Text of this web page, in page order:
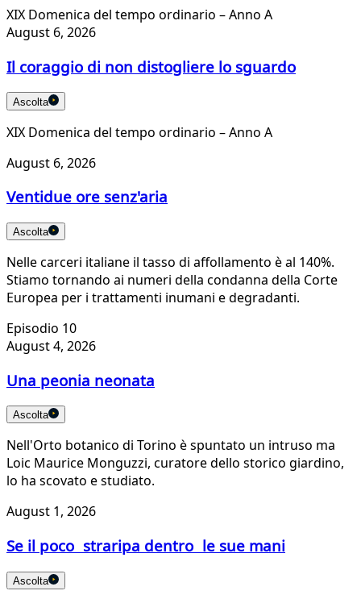
XIX Domenica del tempo ordinario – Anno A
August 6, 2026
Il coraggio di non distogliere lo sguardo
Ascolta
XIX Domenica del tempo ordinario – Anno A
August 6, 2026
Ventidue ore senz'aria
Ascolta
Nelle carceri italiane il tasso di affollamento è al 140%.
Stiamo tornando ai numeri della condanna della Corte
Europea per i trattamenti inumani e degradanti.
Episodio 10
August 4, 2026
Una peonia neonata
Ascolta
Nell'Orto botanico di Torino è spuntato un intruso ma
Loic Maurice Monguzzi, curatore dello storico giardino,
lo ha scovato e studiato.
August 1, 2026
Se il poco straripa dentro le sue mani
Ascolta